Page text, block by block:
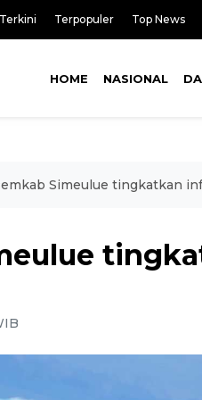
Terkini Terpopuler Top News
HOME NASIONAL
Simeulue tingkatkan